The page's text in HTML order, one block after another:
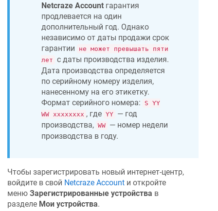
Netcraze Account гарантия
продлевается на один
дополнительный год. Однако
независимо от даты продажи срок
гарантии
не может превышать пяти
лет с даты производства изделия.
Дата производства определяется
по серийному номеру изделия,
нанесенному на его этикетку.
Формат серийного номера:
S YY
WW xxxxxxxx , где YY — год
производства, WW — номер недели
производства в году.
Чтобы зарегистрировать новый интернет-центр,
войдите в свой Netcraze Account и откройте
меню Зарегистрированные устройства в
разделе Мои устройства.